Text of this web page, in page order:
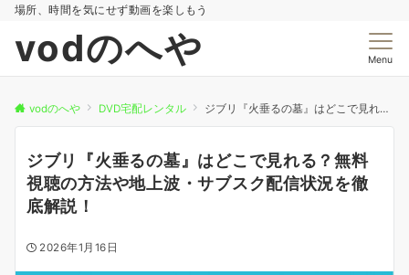
場所、時間を気にせず動画を楽しもう
vodのへや Menu
vodのへや DVD宅配レンタル ジブリ『火垂るの墓』はどこで見れる？無料視聴の方法や地上波・サブスク配信状況を徹底解説！
ジブリ『火垂るの墓』はどこで見れる？無料
視聴の方法や地上波・サブスク配信状況を徹
底解説！
2026年1月16日